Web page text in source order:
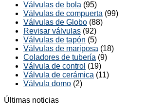
Válvulas de bola (95)
Válvulas de compuerta (99)
Válvulas de Globo (88)
Revisar válvulas (92)
Válvulas de tapón (5)
Válvulas de mariposa (18)
Coladores de tubería (9)
Válvula de control (19)
Válvula de cerámica (11)
Válvula domo (2)
Últimas noticias